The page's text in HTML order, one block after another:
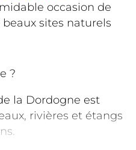
occasion de
sites naturels
?
la Dordogne est
rivières et étangs